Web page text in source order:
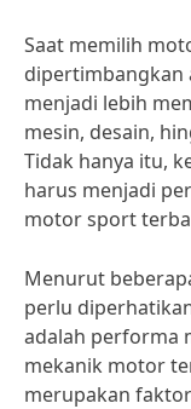
Saat memilih
dipertimbangkan
menjadi lebih
mesin, desain,
Tidak hanya itu,
harus menjadi
motor sport
Menurut
perlu
adalah performa
mekanik motor
merupakan